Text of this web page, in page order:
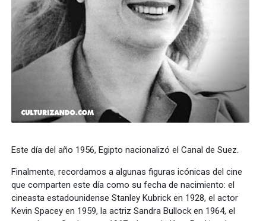
Este día del año 1956, Egipto nacionalizó el Canal de Suez.
Finalmente, recordamos a algunas figuras icónicas del cine
que comparten este día como su fecha de nacimiento: el
cineasta estadounidense Stanley Kubrick en 1928, el actor
Kevin Spacey en 1959, la actriz Sandra Bullock en 1964, el